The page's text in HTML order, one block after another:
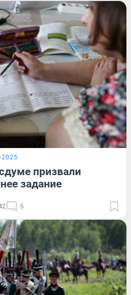
призвали
задание
5